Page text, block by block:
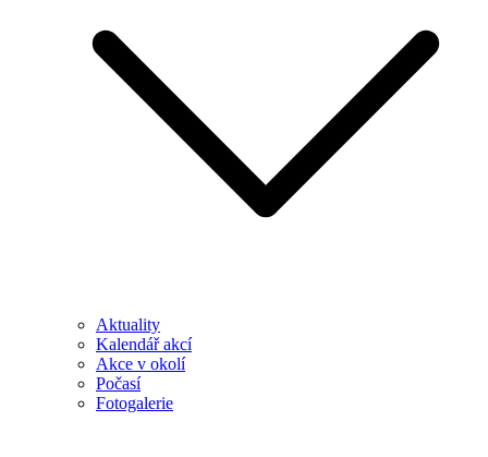
Aktuality
Kalendář akcí
Akce v okolí
Počasí
Fotogalerie